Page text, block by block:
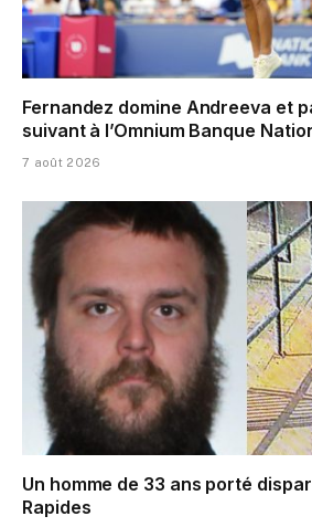
Fernandez domine Andreeva et
suivant à l’Omnium Banque
7 août 2026
Un homme de 33 ans porté
Rapides